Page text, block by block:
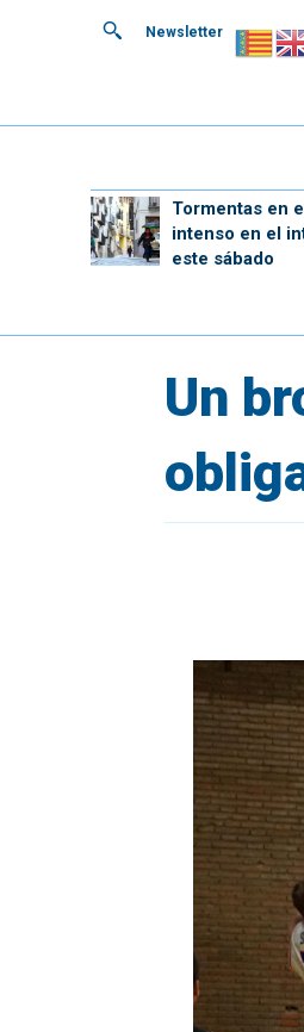
Newsletter
Tormentas en
intenso en el
este sábado
Un